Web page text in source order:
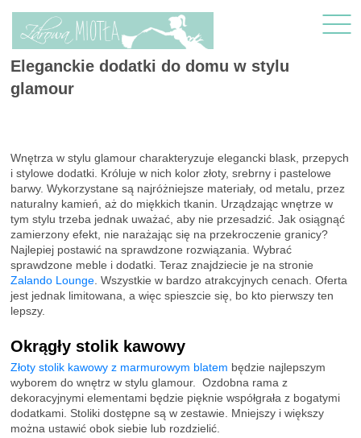
Eleganckie dodatki do domu w stylu
glamour
Wnętrza w stylu glamour charakteryzuje elegancki blask, przepych
i stylowe dodatki. Króluje w nich kolor złoty, srebrny i pastelowe
barwy. Wykorzystane są najróżniejsze materiały, od metalu, przez
naturalny kamień, aż do miękkich tkanin. Urządzając wnętrze w
tym stylu trzeba jednak uważać, aby nie przesadzić. Jak osiągnąć
zamierzony efekt, nie narażając się na przekroczenie granicy?
Najlepiej postawić na sprawdzone rozwiązania. Wybrać
sprawdzone meble i dodatki. Teraz znajdziecie je na stronie
Zalando Lounge . Wszystkie w bardzo atrakcyjnych cenach. Oferta
jest jednak limitowana, a więc spieszcie się, bo kto pierwszy ten
lepszy.
Okrągły stolik kawowy
Złoty stolik kawowy z marmurowym blatem będzie najlepszym
wyborem do wnętrz w stylu glamour. Ozdobna rama z
dekoracyjnymi elementami będzie pięknie współgrała z bogatymi
dodatkami. Stoliki dostępne są w zestawie. Mniejszy i większy
można ustawić obok siebie lub rozdzielić.